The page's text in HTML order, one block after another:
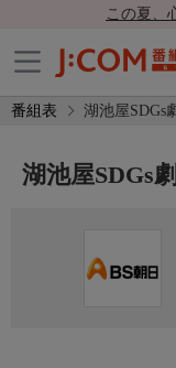
この夏、
番組表 湖池屋SDGs
湖池屋SDGs